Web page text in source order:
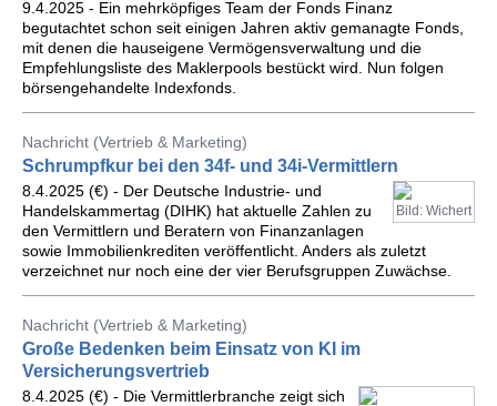
9.4.2025 - Ein mehrköpfiges Team der Fonds Finanz
begutachtet schon seit einigen Jahren aktiv gemanagte Fonds,
mit denen die hauseigene Vermögensverwaltung und die
Empfehlungsliste des Maklerpools bestückt wird. Nun folgen
börsengehandelte Indexfonds.
Nachricht (Vertrieb & Marketing)
Schrumpfkur bei den 34f- und 34i-Vermittlern
Bild: Wichert
8.4.2025 (€) - Der Deutsche Industrie- und
Handelskammertag (DIHK) hat aktuelle Zahlen zu
den Vermittlern und Beratern von Finanzanlagen
sowie Immobilienkrediten veröffentlicht. Anders als zuletzt
verzeichnet nur noch eine der vier Berufsgruppen Zuwächse.
Nachricht (Vertrieb & Marketing)
Große Bedenken beim Einsatz von KI im
Versicherungsvertrieb
8.4.2025 (€) - Die Vermittlerbranche zeigt sich